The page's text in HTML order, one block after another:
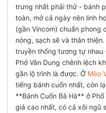
trưng nhất phải thử - bánh
toàn, mở cả ngày nên linh
(gần Vincom) chuẩn phong
nóng, sạch sẽ và thân
truyền thống tương tự nhau
Phở Vân Dung chênh lệch
gần lộ trình là được. Ở Mèo
tiếng bánh cuốn nhất, còn
**Bánh Cuốn Bà Hà** ở
giá cao nhất, có cả xôi ngũ